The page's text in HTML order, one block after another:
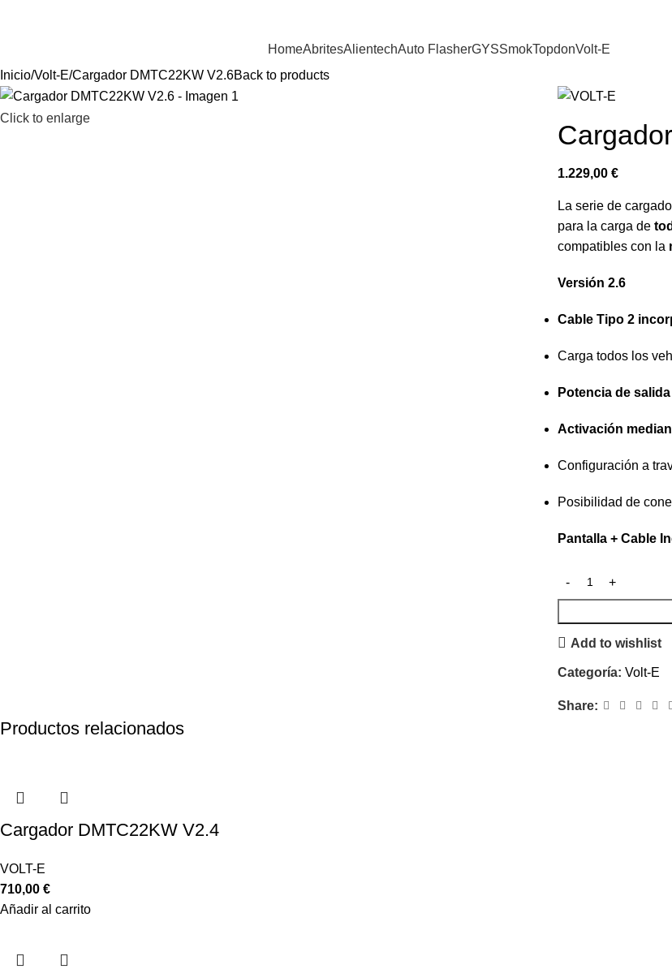
HomeAbritesAlientechAuto FlasherGYSSmokTopdonVolt-E
Inicio Volt-E Cargador DMTC22KW V2.6Back to products
Click to enlarge
1.229,00 €
La serie de
para la carga de
compatibles con la
Versión 2.6
Cable Tipo 2
Carga todos los
Potencia de
Activación
Configuración a
Posibilidad de
Pantalla + Cable
Add to wishlist
Categoría: Volt-E
Share:
Productos relacionados
Cargador DMTC22KW V2.4
VOLT-E
710,00 €
Añadir al carrito